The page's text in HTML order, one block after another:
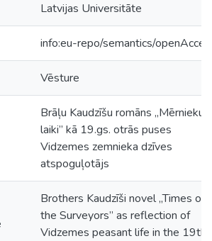
Latvijas Universitāte
info:eu-repo/semantics/
Vēsture
Brāļu Kaudzīšu romāns „Mērnieku
laiki” kā 19.gs. otrās puses
Vidzemes zemnieka dzīves
atspoguļotājs
Brothers Kaudzīši novel „Times of
the Surveyors” as reflection of
Vidzemes peasant life in the 19th